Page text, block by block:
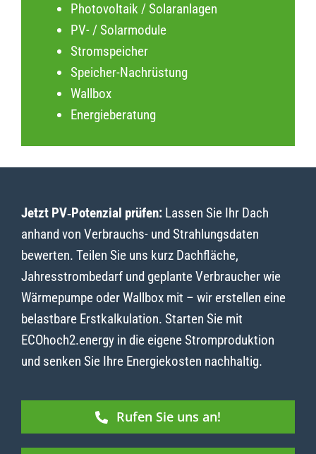
Photovoltaik / Solaranlagen
PV- / Solarmodule
Stromspeicher
Speicher-Nachrüstung
Wallbox
Energieberatung
Jetzt PV‑Potenzial prüfen:Lassen Sie Ihr Dach
anhand von Verbrauchs- und Strahlungsdaten
bewerten. Teilen Sie uns kurz Dachfläche,
Jahresstrombedarf und geplante Verbraucher wie
Wärmepumpe oder Wallbox mit – wir erstellen eine
belastbare Erstkalkulation. Starten Sie mit
ECOhoch2.energy in die eigene Stromproduktion
und senken Sie Ihre Energiekosten nachhaltig.
Rufen Sie uns an!